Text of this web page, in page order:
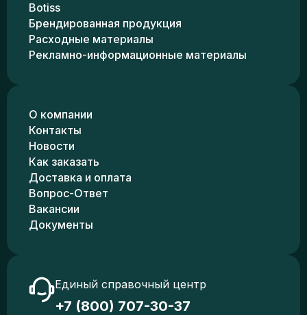
Botiss
Брендированная продукция
Расходные материалы
Рекламно-информационные материалы
О компании
Контакты
Новости
Как заказать
Доставка и оплата
Вопрос-Ответ
Вакансии
Документы
Единый справочный центр
+7 (800) 707-30-37